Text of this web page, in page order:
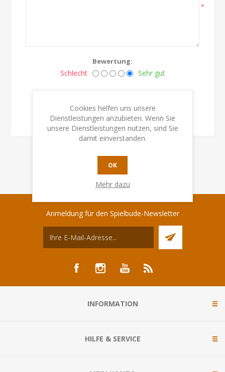
*
Bewertung:
Schlecht Sehr gut
BEWERTUNG ÜBERMITTELN
Anmeldung für den Spielbude-Newsletter
INFORMATION
HILFE & SERVICE
Cookies helfen uns unsere
Dienstleistungen anzubieten. Wenn Sie
unsere Dienstleistungen nutzen, sind Sie
damit einverstanden.
OK
Mehr dazu